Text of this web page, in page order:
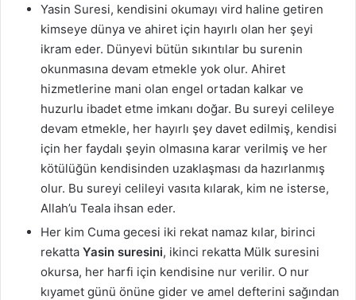
Yasin Suresi, kendisini okumayı vird haline getiren
kimseye dünya ve ahiret için hayırlı olan her şeyi
ikram eder. Dünyevi bütün sıkıntılar bu surenin
okunmasına devam etmekle yok olur. Ahiret
hizmetlerine mani olan engel ortadan kalkar ve
huzurlu ibadet etme imkanı doğar. Bu sureyi celileye
devam etmekle, her hayırlı şey davet edilmiş, kendisi
için her faydalı şeyin olmasına karar verilmiş ve her
kötülüğün kendisinden uzaklaşması da hazırlanmış
olur. Bu sureyi celileyi vasıta kılarak, kim ne isterse,
Allah’u Teala ihsan eder.
Her kim Cuma gecesi iki rekat namaz kılar, birinci
rekatta Yasin suresini, ikinci rekatta Mülk suresini
okursa, her harfi için kendisine nur verilir. O nur
kıyamet günü önüne gider ve amel defterini sağından